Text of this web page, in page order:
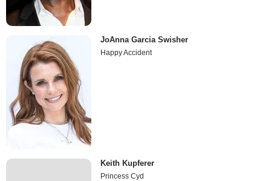
JoAnna Garcia Swisher
Happy Accident
Keith Kupferer
Princess Cyd